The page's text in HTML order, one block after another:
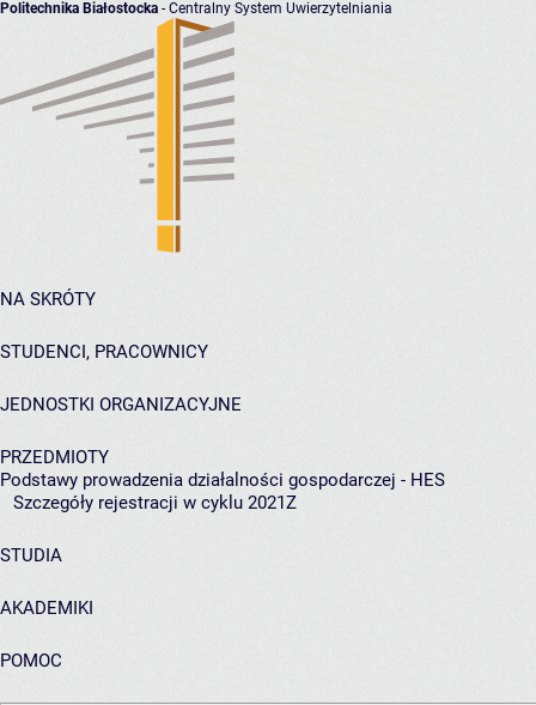
Politechnika Białostocka - Centralny System Uwierzytelniania
NA SKRÓTY
STUDENCI, PRACOWNICY
JEDNOSTKI ORGANIZACYJNE
PRZEDMIOTY
Podstawy prowadzenia działalności gospodarczej - HES
Szczegóły rejestracji w cyklu 2021Z
STUDIA
AKADEMIKI
POMOC